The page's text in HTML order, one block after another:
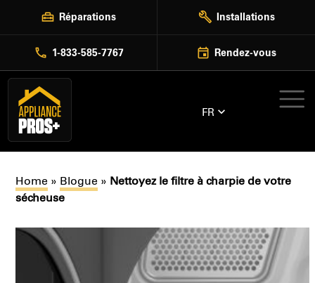
Réparations Installations
1-833-585-7767 Rendez-vous
FR
Home » Blogue » Nettoyez le filtre à charpie de votre
sécheuse